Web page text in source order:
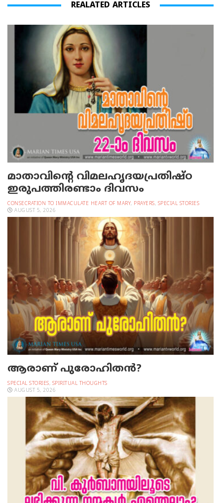
REALATED ARTICLES
മാതാവിന്റെ വിമലഹൃദയപ്രതിഷ്ഠ
ഇരുപത്തിരണ്ടാം ദിവസം
CONSECRATION TO IMMACULATE HEART OF MARY, PRAYERS, SPECIAL STORIES
AUGUST 5, 2026
ആരാണ് പുരോഹിതൻ?
SPECIAL STORIES, SPIRITUAL THOUGHTS
AUGUST 5, 2026